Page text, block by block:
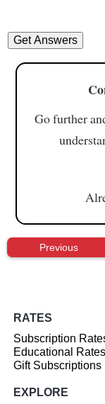
Go further
Previous
RATES
Subscription
Educational Rates
Gift Subscriptions
EXPLORE